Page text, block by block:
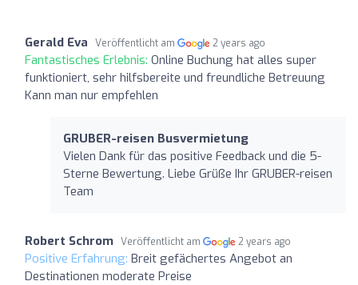
Gerald Eva Veröffentlicht am 2 years ago
Fantastisches Erlebnis: Online Buchung hat alles super
funktioniert, sehr hilfsbereite und freundliche Betreuung
Kann man nur empfehlen
GRUBER-reisen Busvermietung
Vielen Dank für das positive Feedback und die 5-
Sterne Bewertung. Liebe Grüße Ihr GRUBER-reisen
Team
Robert Schrom Veröffentlicht am 2 years ago
Positive Erfahrung: Breit gefächertes Angebot an
Destinationen moderate Preise